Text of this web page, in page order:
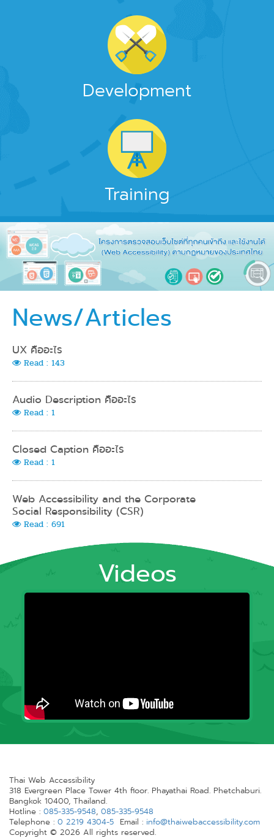
Development
Training
News/Articles
UX คืออะไร
Read : 143
Audio Description คืออะไร
Read : 1
Closed Caption คืออะไร
Read : 1
Web Accessibility and the Corporate
Social Responsibility (CSR)
Read : 691
Videos
Thai Web Accessibility
318 Evergreen Place Tower 4th floor. Phayathai Road. Phetchaburi.
Bangkok 10400, Thailand.
Hotline : 085-335-9548, 085-335-9548
Telephone : 0 2219 4304-5 Email : info@thaiwebaccessibility.com
Copyright © 2026 All rights reserved.